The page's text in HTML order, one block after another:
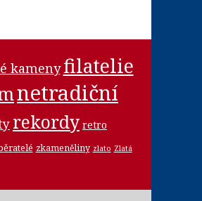
kamenyfilatelie
netradiční
rekordy retro
zkameněliny zlato Zlatá